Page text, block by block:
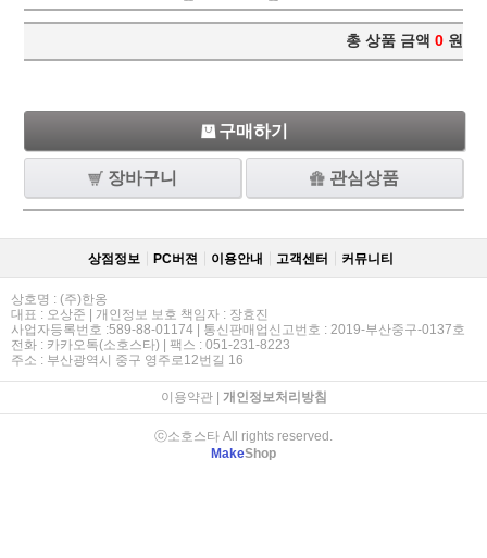
총 상품 금액 0 원
구매하기
장바구니 관심상품
상점정보 PC버젼 이용안내 고객센터 커뮤니티
상호명 : (주)한옹
대표 : 오상준 | 개인정보 보호 책임자 : 장효진
사업자등록번호 :589-88-01174 | 통신판매업신고번호 : 2019-부산중구-0137호
전화 : 카카오톡(소호스타) | 팩스 : 051-231-8223
주소 : 부산광역시 중구 영주로12번길 16
이용약관| 개인정보처리방침
ⓒ소호스타 All rights reserved.
MakeShop